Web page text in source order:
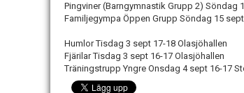
Pingviner (Barngymnastik Grupp 2) Söndag
Familjegympa Öppen Grupp Söndag 15
Humlor Tisdag 3 sept 17-18 Olasjöhallen
Fjärilar Tisdag 3 sept 16-17 Olasjöhallen
Träningstrupp Yngre Onsdag 4 sept 16-17